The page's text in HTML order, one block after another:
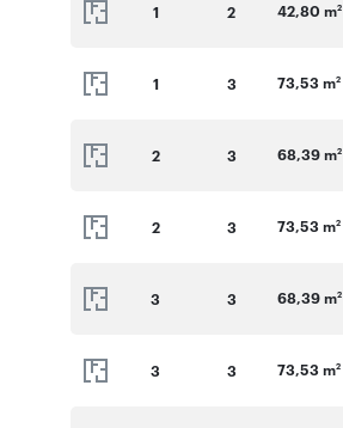
1 2 42,80 m2
1 3 73,53 m2
2 3 68,39 m2
2 3 73,53 m2
3 3 68,39 m2
3 3 73,53 m2